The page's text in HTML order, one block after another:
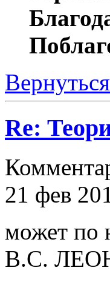
Re:
21 фев
может по
В.С.